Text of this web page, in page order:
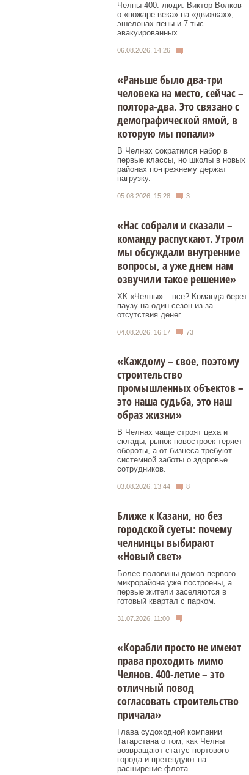
Челны-400: люди. Виктор Волков
о «пожаре века» на «движках»,
эшелонах пены и 7 тыс.
эвакуированных.
06.08.2026, 14:26
«Раньше было два-три
человека на место, сейчас –
полтора-два. Это связано с
демографической ямой, в
которую мы попали»
В Челнах сократился набор в
первые классы, но школы в новых
районах по-прежнему держат
нагрузку.
05.08.2026, 15:28 3
«Нас собрали и сказали –
команду распускают. Утром
мы обсуждали внутренние
вопросы, а уже днем нам
озвучили такое решение»
ХК «Челны» – все? Команда берет
паузу на один сезон из-за
отсутствия денег.
04.08.2026, 16:17 73
«Каждому – свое, поэтому
строительство
промышленных объектов –
это наша судьба, это наш
образ жизни»
В Челнах чаще строят цеха и
склады, рынок новостроек теряет
обороты, а от бизнеса требуют
системной заботы о здоровье
сотрудников.
03.08.2026, 13:44 8
Ближе к Казани, но без
городской суеты: почему
челнинцы выбирают
«Новый свет»
Более половины домов первого
микрорайона уже построены, а
первые жители заселяются в
готовый квартал с парком.
31.07.2026, 11:00
«Корабли просто не имеют
права проходить мимо
Челнов. 400-летие – это
отличный повод
согласовать строительство
причала»
Глава судоходной компании
Татарстана о том, как Челны
возвращают статус портового
города и претендуют на
расширение флота.